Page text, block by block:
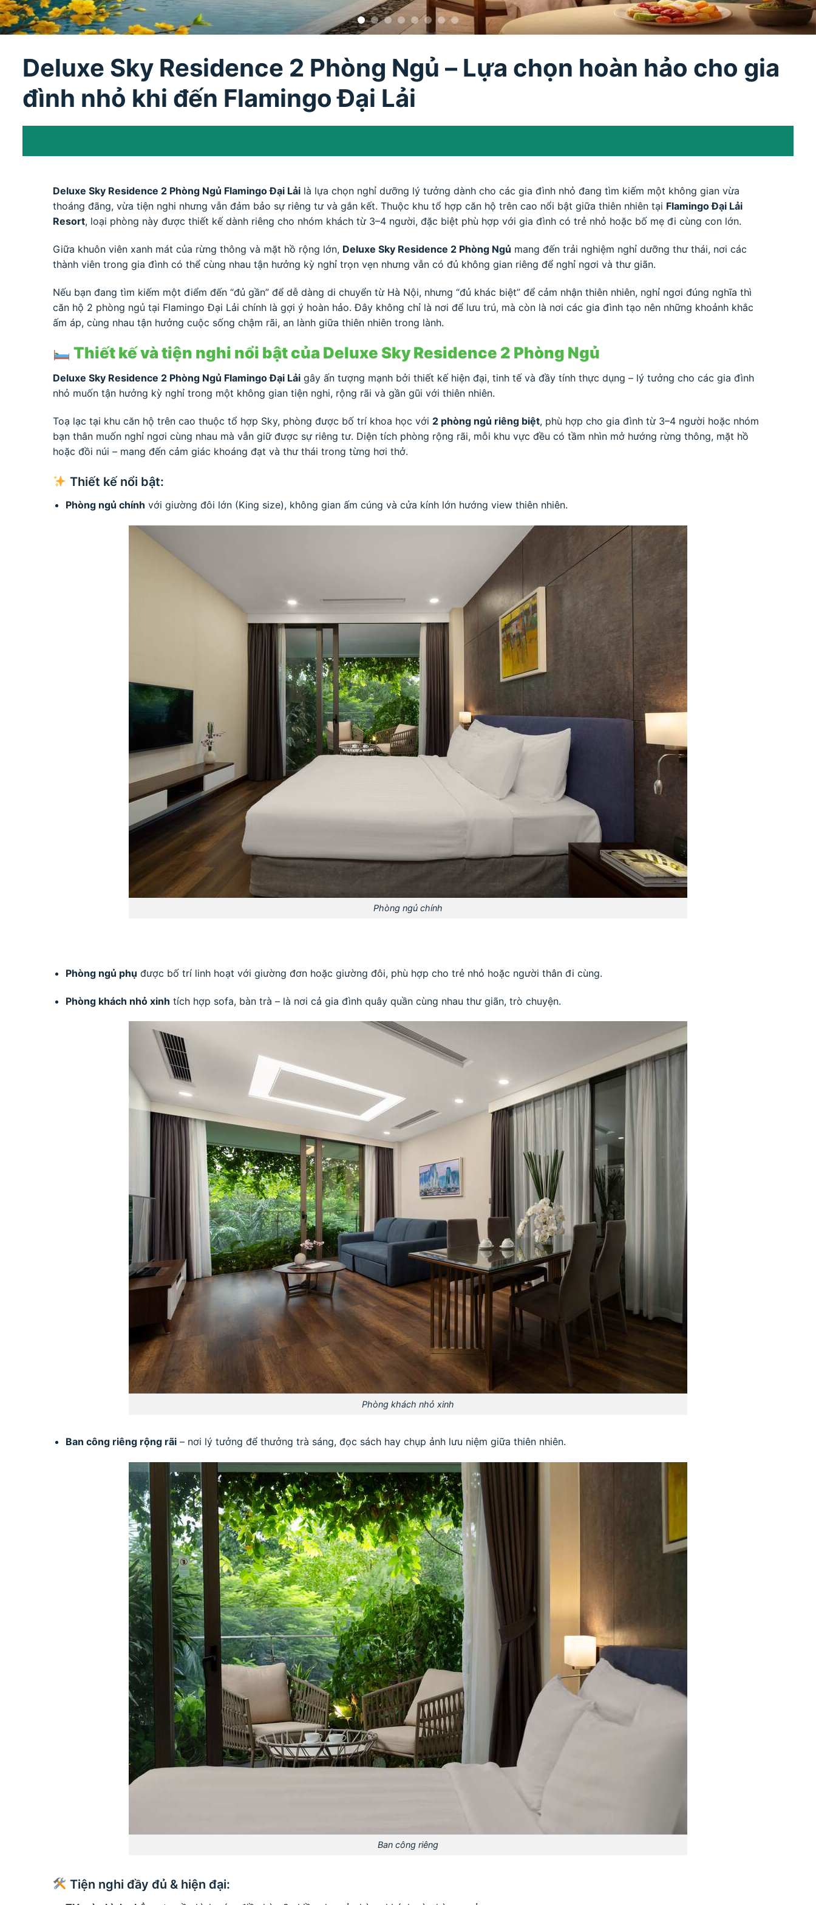
Deluxe Sky Residence 2 Phòng Ngủ – Lựa chọn hoàn hảo cho gia
đình nhỏ khi đến Flamingo Đại Lải
Deluxe Sky Residence 2 Phòng Ngủ Flamingo Đại Lải là lựa chọn nghỉ dưỡng lý tưởng dành cho các gia đình nhỏ đang tìm kiếm một không gian vừa
thoáng đãng, vừa tiện nghi nhưng vẫn đảm bảo sự riêng tư và gắn kết. Thuộc khu tổ hợp căn hộ trên cao nổi bật giữa thiên nhiên tại Flamingo Đại Lải
Resort, loại phòng này được thiết kế dành riêng cho nhóm khách từ 3–4 người, đặc biệt phù hợp với gia đình có trẻ nhỏ hoặc bố mẹ đi cùng con lớn.
Giữa khuôn viên xanh mát của rừng thông và mặt hồ rộng lớn, Deluxe Sky Residence 2 Phòng Ngủ mang đến trải nghiệm nghỉ dưỡng thư thái, nơi các
thành viên trong gia đình có thể cùng nhau tận hưởng kỳ nghỉ trọn vẹn nhưng vẫn có đủ không gian riêng để nghỉ ngơi và thư giãn.
Nếu bạn đang tìm kiếm một điểm đến “đủ gần” để dễ dàng di chuyển từ Hà Nội, nhưng “đủ khác biệt” để cảm nhận thiên nhiên, nghỉ ngơi đúng nghĩa thì
căn hộ 2 phòng ngủ tại Flamingo Đại Lải chính là gợi ý hoàn hảo. Đây không chỉ là nơi để lưu trú, mà còn là nơi các gia đình tạo nên những khoảnh khắc
ấm áp, cùng nhau tận hưởng cuộc sống chậm rãi, an lành giữa thiên nhiên trong lành.
Thiết kế và tiện nghi nổi bật của Deluxe Sky Residence 2 Phòng Ngủ
Deluxe Sky Residence 2 Phòng Ngủ Flamingo Đại Lải gây ấn tượng mạnh bởi thiết kế hiện đại, tinh tế và đầy tính thực dụng – lý tưởng cho các gia đình
nhỏ muốn tận hưởng kỳ nghỉ trong một không gian tiện nghi, rộng rãi và gần gũi với thiên nhiên.
Toạ lạc tại khu căn hộ trên cao thuộc tổ hợp Sky, phòng được bố trí khoa học với 2 phòng ngủ riêng biệt, phù hợp cho gia đình từ 3–4 người hoặc nhóm
bạn thân muốn nghỉ ngơi cùng nhau mà vẫn giữ được sự riêng tư. Diện tích phòng rộng rãi, mỗi khu vực đều có tầm nhìn mở hướng rừng thông, mặt hồ
hoặc đồi núi – mang đến cảm giác khoáng đạt và thư thái trong từng hơi thở.
Thiết kế nổi bật:
Phòng ngủ chính với giường đôi lớn (King size), không gian ấm cúng và cửa kính lớn hướng view thiên nhiên.
Phòng ngủ chính
Phòng ngủ phụ được bố trí linh hoạt với giường đơn hoặc giường đôi, phù hợp cho trẻ nhỏ hoặc người thân đi cùng.
Phòng khách nhỏ xinh tích hợp sofa, bàn trà – là nơi cả gia đình quây quần cùng nhau thư giãn, trò chuyện.
Phòng khách nhỏ xinh
Ban công riêng rộng rãi– nơi lý tưởng để thưởng trà sáng, đọc sách hay chụp ảnh lưu niệm giữa thiên nhiên.
Ban công riêng
Tiện nghi đầy đủ & hiện đại: